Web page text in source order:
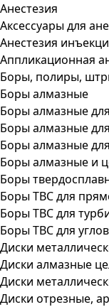
Анестезия
Аксессуары для
Анестезия
Аппликационная
Боры, полиры,
Боры алмазные
Боры алмазные
Боры алмазные
Боры алмазные
Боры алмазные и
Боры
Боры ТВС для
Боры ТВС для
Боры ТВС для
Диски
Диски алмазные
Диски
Диски отрезные,